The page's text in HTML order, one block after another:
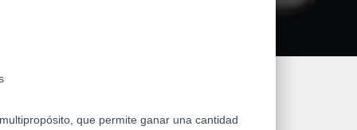
que permite ganar una cantidad